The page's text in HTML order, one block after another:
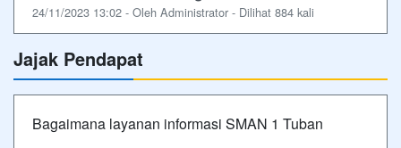
24/11/2023 13:02 - Oleh Administrator - Dilihat 884 kali
Jajak Pendapat
Bagaimana layanan informasi SMAN 1 Tuban